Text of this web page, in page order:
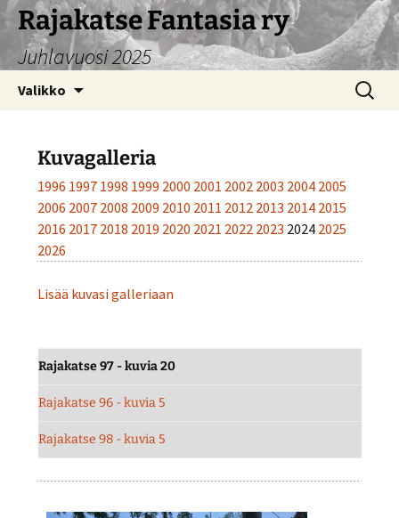
Siirry
sisältöön
Rajakatse Fantasia ry
Juhlavuosi 2025
Valikko Haku:
Kuvagalleria
1996 1997 1998 1999 2000 2001 2002 2003 2004 2005
2006 2007 2008 2009 2010 2011 2012 2013 2014 2015
2016 2017 2018 2019 2020 2021 2022 2023 2024 2025
2026
Lisää kuvasi galleriaan
Rajakatse 97 - kuvia 20
Rajakatse 96 - kuvia 5
Rajakatse 98 - kuvia 5